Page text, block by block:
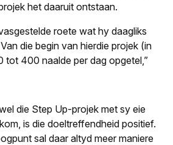
het daaruit ontstaan.
roete wat hy daagliks
die begin van hierdie projek (in
tot 400 naalde per dag opgetel,”
die Step Up-projek met sy eie
is die doeltreffendheid positief.
sal daar altyd meer maniere